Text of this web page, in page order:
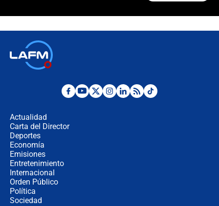
Posesión de Abelardo De La Espriella
Actualidad
Carta del Director
Deportes
Economía
Emisiones
Entretenimiento
Internacional
Orden Público
Política
Sociedad